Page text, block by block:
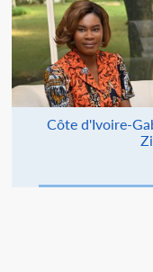
Côte d'Ivoire-